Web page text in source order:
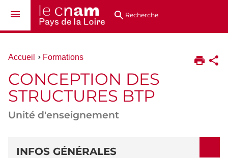
au
directsRecherche
Vous
ici :
Accueil Formations
CONCEPTION DES
STRUCTURES BTP
Unité d'enseignement
DÉTAILS
INFOS GÉNÉRALES